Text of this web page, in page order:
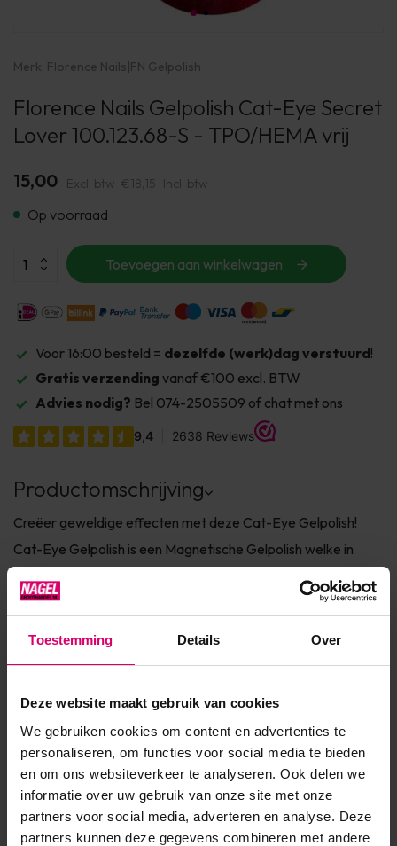
Toestemming Details Over
Deze website maakt gebruik van cookies
We gebruiken cookies om content en advertenties te
personaliseren, om functies voor social media te bieden
en om ons websiteverkeer te analyseren. Ook delen we
informatie over uw gebruik van onze site met onze
partners voor social media, adverteren en analyse. Deze
partners kunnen deze gegevens combineren met andere
Merk: Florence Nails|FN Gelpolish
Florence Nails Gelpolish Cat-Eye Secret
Lover 100.123.68-S - TPO/HEMA vrij
15,00 Excl. btw €18,15 Incl. btw
Op voorraad
Toevoegen aan winkelwagen
Voor 16:00 besteld = dezelfde (werk)dag verstuurd!
Gratis verzending vanaf €100 excl. BTW
Advies nodig? Bel 074-2505509 of chat met ons
Productomschrijving
Creëer geweldige effecten met deze Cat-Eye Gelpolish!
Cat-Eye Gelpolish is een Magnetische Gelpolish welke in
combinatie met een magneet een speciaal effect geeft. Op
de hand foto is geen extra Gelpolish kleur als basis gebruikt.